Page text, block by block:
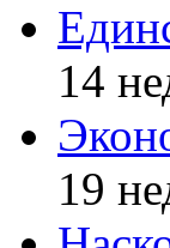
14
19